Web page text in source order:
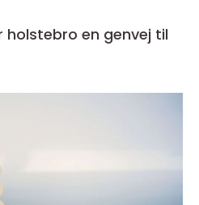
en genvej til